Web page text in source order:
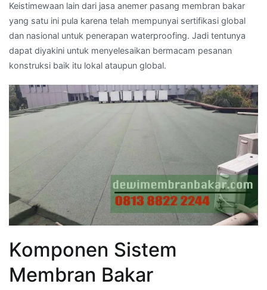
Keistimewaan lain dari jasa anemer pasang membran bakar
yang satu ini pula karena telah mempunyai sertifikasi global
dan nasional untuk penerapan waterproofing. Jadi tentunya
dapat diyakini untuk menyelesaikan bermacam pesanan
konstruksi baik itu lokal ataupun global.
Komponen Sistem
Membran Bakar